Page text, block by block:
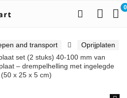
0
and transport
Oprijplaten
set (2 stuks) 40-100 mm van
– drempelhelling met ingelegde
x 25 x 5 cm)